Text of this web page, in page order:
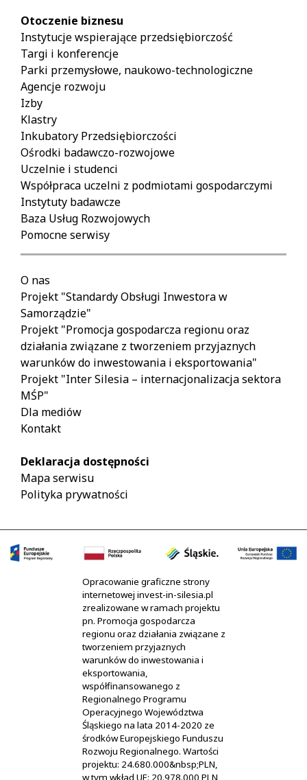
Otoczenie biznesu
Instytucje wspierające przedsiębiorczość
Targi i konferencje
Parki przemysłowe, naukowo-technologiczne
Agencje rozwoju
Izby
Klastry
Inkubatory Przedsiębiorczości
Ośrodki badawczo-rozwojowe
Uczelnie i studenci
Współpraca uczelni z podmiotami gospodarczymi
Instytuty badawcze
Baza Usług Rozwojowych
Pomocne serwisy
O nas
Projekt "Standardy Obsługi Inwestora w
Samorządzie"
Projekt "Promocja gospodarcza regionu oraz
działania związane z tworzeniem przyjaznych
warunków do inwestowania i eksportowania"
Projekt "Inter Silesia – internacjonalizacja sektora
MŚP"
Dla mediów
Kontakt
Deklaracja dostępności
Mapa serwisu
Polityka prywatności
Opracowanie graficzne strony
internetowej invest-in-silesia.pl
zrealizowane w ramach projektu
pn. Promocja gospodarcza
regionu oraz działania związane z
tworzeniem przyjaznych
warunków do inwestowania i
eksportowania,
współfinansowanego z
Regionalnego Programu
Operacyjnego Województwa
Śląskiego na lata 2014-2020 ze
środków Europejskiego Funduszu
Rozwoju Regionalnego. Wartości
projektu: 24.680.000&nbsp;PLN,
w tym wkład UE: 20.978.000 PLN